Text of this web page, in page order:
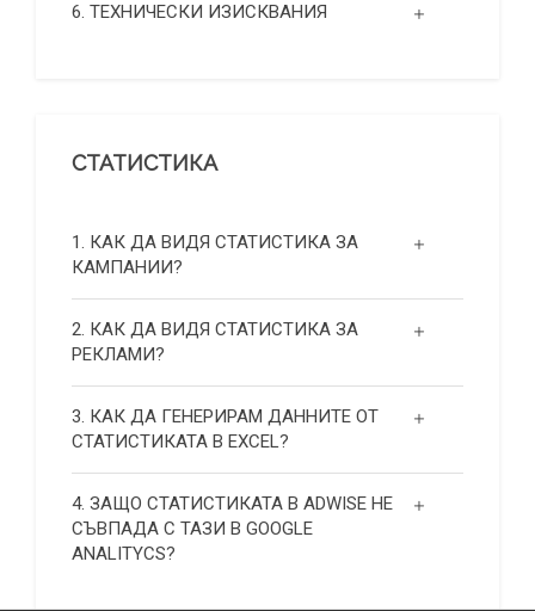
6. ТЕХНИЧЕСКИ ИЗИСКВАНИЯ
СТАТИСТИКА
1. КАК ДА ВИДЯ СТАТИСТИКА ЗА
КАМПАНИИ?
2. КАК ДА ВИДЯ СТАТИСТИКА ЗА
РЕКЛАМИ?
3. КАК ДА ГЕНЕРИРАМ ДАННИТЕ ОТ
СТАТИСТИКАТА В EXCEL?
4. ЗАЩО СТАТИСТИКАТА В ADWISE НЕ
СЪВПАДА С ТАЗИ В GOOGLE
ANALITYCS?